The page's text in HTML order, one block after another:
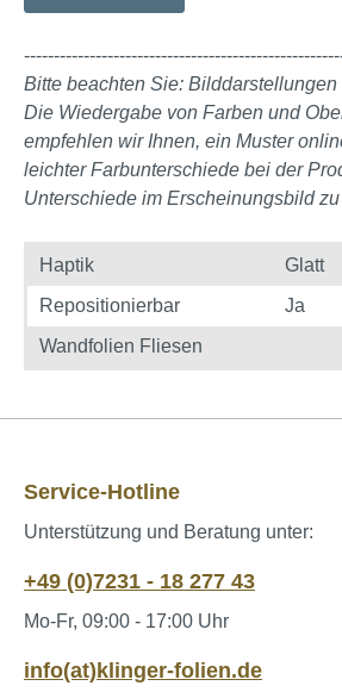
Bitte beachten Sie:
Die Wiedergabe von Farben und
empfehlen wir Ihnen, ein Muster
leichter Farbunterschiede bei der
Unterschiede im Erscheinungsbild
Haptik Glatt
Repositionierbar
Ja
Wandfolien Fliesen
Service-Hotline
Unterstützung und Beratung unter:
+49 (0)7231 - 18 277 43
Mo-Fr, 09:00 - 17:00 Uhr
info(at)klinger-folien.de